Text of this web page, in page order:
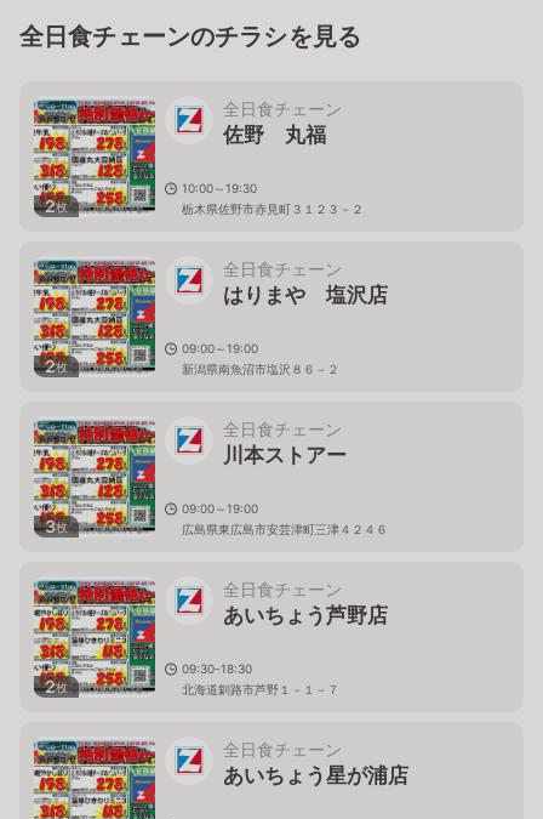
全日食チェーンのチラシを見る
2枚
全日食チェーン
佐野 丸福
10:00～19:30
栃木県佐野市赤見町３１２３－２
2枚
全日食チェーン
はりまや 塩沢店
09:00～19:00
新潟県南魚沼市塩沢８６－２
3枚
全日食チェーン
川本ストアー
09:00～19:00
広島県東広島市安芸津町三津４２４６
2枚
全日食チェーン
あいちょう芦野店
09:30-18:30
北海道釧路市芦野１－１－７
全日食チェーン
あいちょう星が浦店